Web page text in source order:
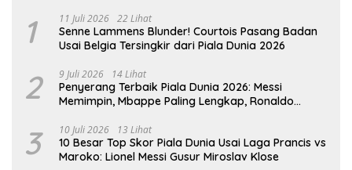
1 11 Juli 2026 22 Lihat
Senne Lammens Blunder! Courtois Pasang Badan
Usai Belgia Tersingkir dari Piala Dunia 2026
2 9 Juli 2026 14 Lihat
Penyerang Terbaik Piala Dunia 2026: Messi
Memimpin, Mbappe Paling Lengkap, Ronaldo
3 10 Juli 2026 13 Lihat
10 Besar Top Skor Piala Dunia Usai Laga Prancis vs
Maroko: Lionel Messi Gusur Miroslav Klose